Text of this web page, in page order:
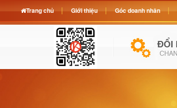
Trang chủ Giới thiệu Góc doanh nhân